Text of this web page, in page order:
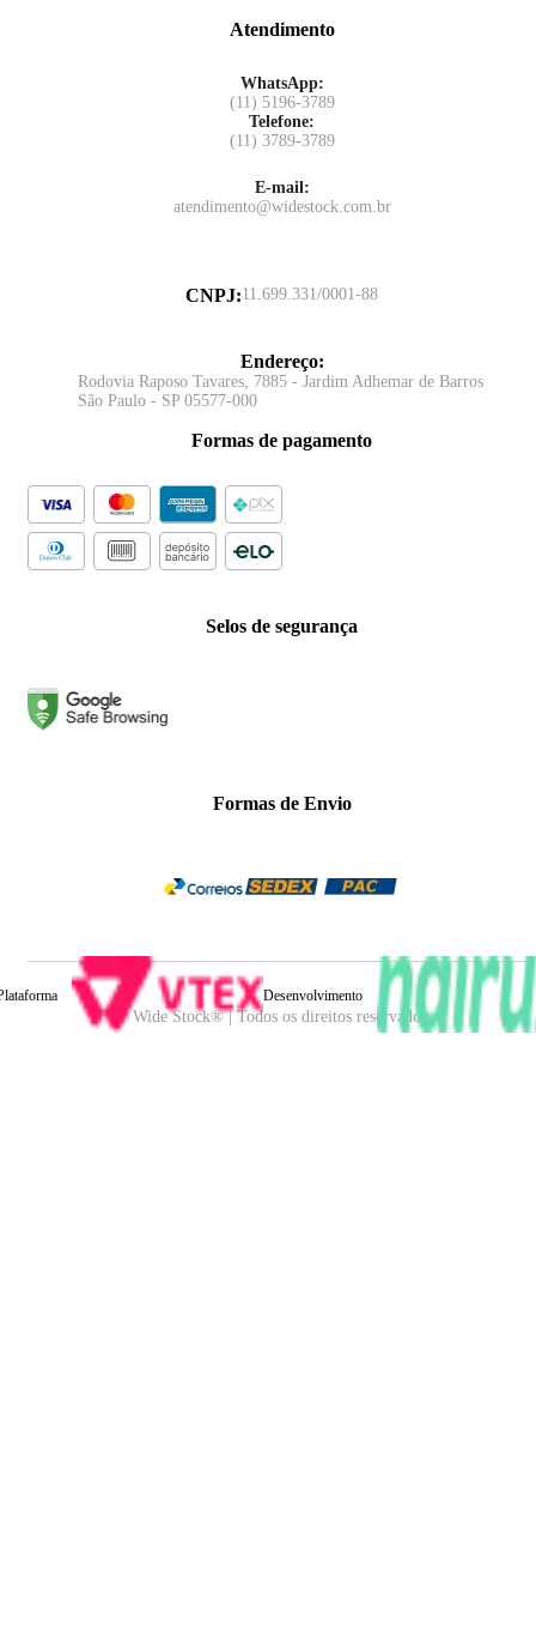
Atendimento
WhatsApp:
(11) 5196-3789
Telefone:
(11) 3789-3789
E-mail:
atendimento@widestock.com.br
CNPJ:11.699.331/0001-88
Endereço:
Rodovia Raposo Tavares, 7885 - Jardim Adhemar de Barros
São Paulo - SP 05577-000
Formas de pagamento
Selos de segurança
Formas de Envio
Wide Stock® | Todos os direitos reservados.
Desenvolvimento